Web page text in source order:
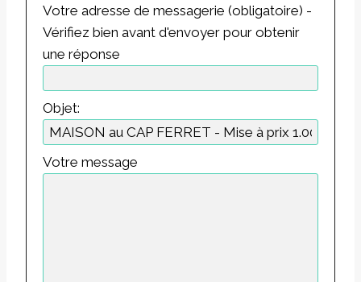
Votre adresse de messagerie (obligatoire) -
Vérifiez bien avant d'envoyer pour obtenir
une réponse
Objet:
Votre message